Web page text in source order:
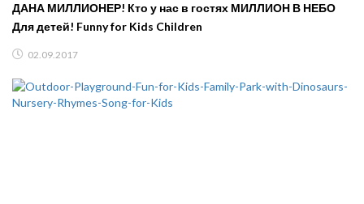
ДАНА МИЛЛИОНЕР! Кто у нас в гостях МИЛЛИОН В НЕБО
Для детей! Funny for Kids Children
02.09.2017